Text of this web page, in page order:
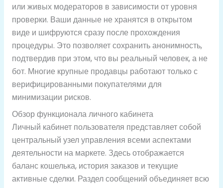
или живых модераторов в зависимости от уровня
проверки. Ваши данные не хранятся в открытом
виде и шифруются сразу после прохождения
процедуры. Это позволяет сохранить анонимность,
подтвердив при этом, что вы реальный человек, а не
бот. Многие крупные продавцы работают только с
верифицированными покупателями для
минимизации рисков.
Обзор функционала личного кабинета
Личный кабинет пользователя представляет собой
центральный узел управления всеми аспектами
деятельности на маркете. Здесь отображается
баланс кошелька, история заказов и текущие
активные сделки. Раздел сообщений объединяет всю